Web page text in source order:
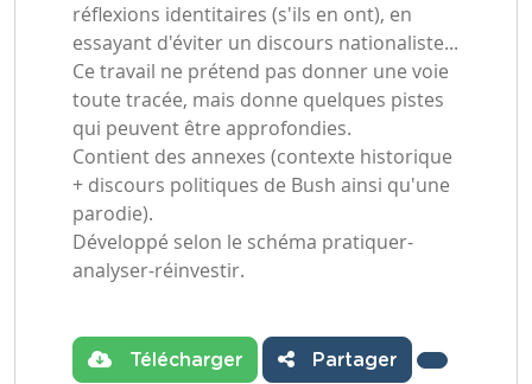
réflexions identitaires (s'ils en ont), en
essayant d'éviter un discours nationaliste...
Ce travail ne prétend pas donner une voie
toute tracée, mais donne quelques pistes
qui peuvent être approfondies.
Contient des annexes (contexte historique
+ discours politiques de Bush ainsi qu'une
parodie).
Développé selon le schéma pratiquer-
analyser-réinvestir.
Télécharger Partager